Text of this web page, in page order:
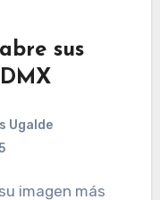
sus
Ugalde